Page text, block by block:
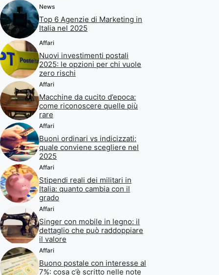
News
Top 6 Agenzie di Marketing in
Italia nel 2025
Affari
Nuovi investimenti postali
2025: le opzioni per chi vuole
zero rischi
Affari
Macchine da cucito d’epoca:
come riconoscere quelle più
rare
Affari
Buoni ordinari vs indicizzati:
quale conviene scegliere nel
2025
Affari
Stipendi reali dei militari in
Italia: quanto cambia con il
grado
Affari
Singer con mobile in legno: il
dettaglio che può raddoppiare
il valore
Affari
Buono postale con interesse al
7%: cosa c’è scritto nelle note